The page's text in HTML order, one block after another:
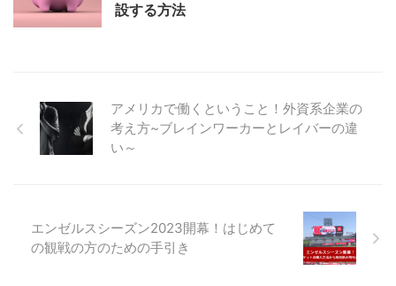
設する方法
アメリカで働くということ！外資系企業の
考え方~ブレインワーカーとレイバーの違
い～
エンゼルスシーズン2023開幕！はじめて
の観戦の方のための手引き